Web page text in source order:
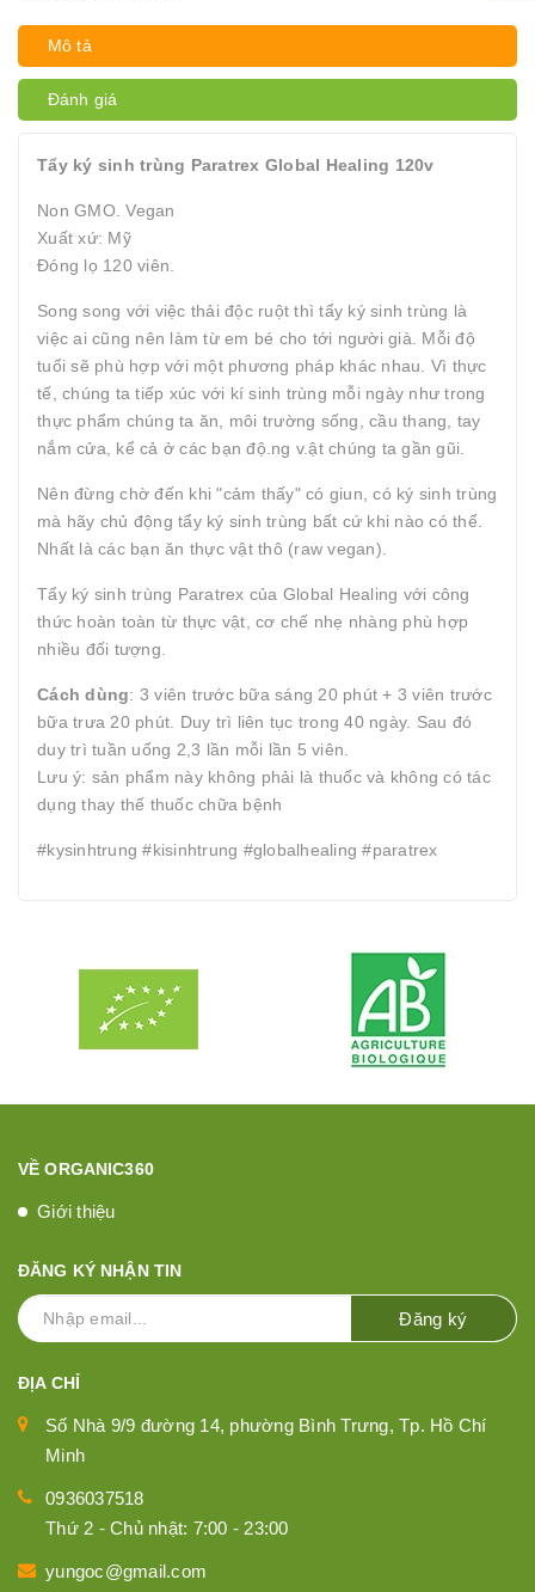
Mô tả
Đánh giá
Tẩy ký sinh trùng Paratrex Global Healing 120v
Non GMO. Vegan
Xuất xứ: Mỹ
Đóng lọ 120 viên.
Song song với việc thải độc ruột thì tẩy ký sinh trùng là
việc ai cũng nên làm từ em bé cho tới người già. Mỗi độ
tuổi sẽ phù hợp với một phương pháp khác nhau. Vì thực
tế, chúng ta tiếp xúc với kí sinh trùng mỗi ngày như trong
thực phẩm chúng ta ăn, môi trường sống, cầu thang, tay
nắm cửa, kể cả ở các bạn độ.ng v.ật chúng ta gần gũi.
Nên đừng chờ đến khi "cảm thấy" có giun, có ký sinh trùng
mà hãy chủ động tẩy ký sinh trùng bất cứ khi nào có thể.
Nhất là các bạn ăn thực vật thô (raw vegan).
Tẩy ký sinh trùng Paratrex của Global Healing với công
thức hoàn toàn từ thực vật, cơ chế nhẹ nhàng phù hợp
nhiều đối tượng.
Cách dùng: 3 viên trước bữa sáng 20 phút + 3 viên trước
bữa trưa 20 phút. Duy trì liên tục trong 40 ngày. Sau đó
duy trì tuần uống 2,3 lần mỗi lần 5 viên.
Lưu ý: sản phẩm này không phải là thuốc và không có tác
dụng thay thế thuốc chữa bệnh
#kysinhtrung #kisinhtrung #globalhealing #paratrex
VỀ ORGANIC360
Giới thiệu
ĐĂNG KÝ NHẬN TIN
Đăng ký
ĐỊA CHỈ
Số Nhà 9/9 đường 14, phường Bình Trưng, Tp. Hồ Chí
Minh
0936037518
Thứ 2 - Chủ nhật: 7:00 - 23:00
yungoc@gmail.com